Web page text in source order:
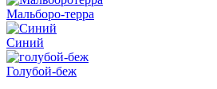
Мальборо-терра
Синий
Голубой-беж